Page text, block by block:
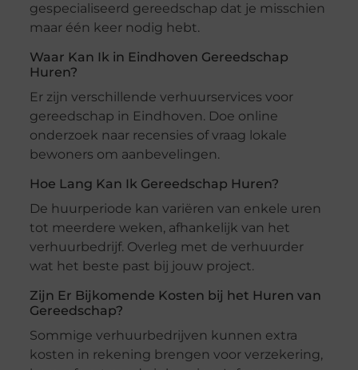
gespecialiseerd gereedschap dat je misschien
maar één keer nodig hebt.
Waar Kan Ik in Eindhoven Gereedschap
Huren?
Er zijn verschillende verhuurservices voor
gereedschap in Eindhoven. Doe online
onderzoek naar recensies of vraag lokale
bewoners om aanbevelingen.
Hoe Lang Kan Ik Gereedschap Huren?
De huurperiode kan variëren van enkele uren
tot meerdere weken, afhankelijk van het
verhuurbedrijf. Overleg met de verhuurder
wat het beste past bij jouw project.
Zijn Er Bijkomende Kosten bij het Huren van
Gereedschap?
Sommige verhuurbedrijven kunnen extra
kosten in rekening brengen voor verzekering,